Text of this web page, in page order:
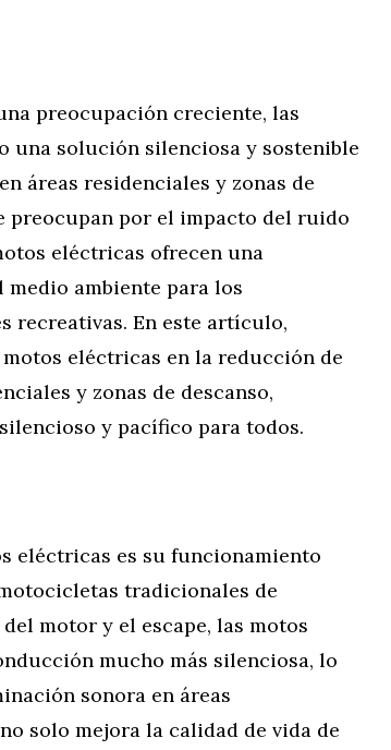
preocupación creciente, las
una solución silenciosa y sostenible
áreas residenciales y zonas de
preocupan por el impacto del ruido
eléctricas ofrecen una
ambiente para los
recreativas. En este artículo,
eléctricas en la reducción de
y zonas de descanso,
y pacífico para todos.
eléctricas es su funcionamiento
tradicionales de
motor y el escape, las motos
mucho más silenciosa, lo
sonora en áreas
solo mejora la calidad de vida de